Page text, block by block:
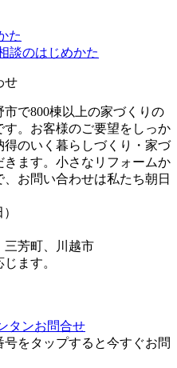
た
談のはじめかた
せ
で800棟以上の家づくりの
。お客様のご要望をしっか
のいく暮らしづくり・家づ
きます。小さなリフォームか
お問い合わせは私たち朝日
三芳町、川越市
ます。
をタップすると今すぐお問